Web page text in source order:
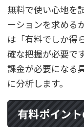
無料で使い心地を
ーションを求める
は「有料でしか得
確な把握が必要で
課金が必要になる
に分析します。
有料ポイン